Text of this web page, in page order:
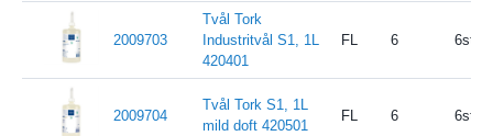
2009703
Tvål Tork
Industritvål S1, 1L
420401
FL 6 6st/
2009704
Tvål Tork S1, 1L
mild doft 420501
FL 6 6st/